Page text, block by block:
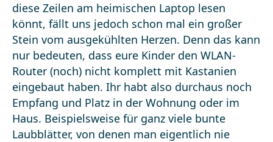
diese Zeilen am heimischen Laptop lesen
könnt, fällt uns jedoch schon mal ein großer
Stein vom ausgekühlten Herzen. Denn das kann
nur bedeuten, dass eure Kinder den WLAN-
Router (noch) nicht komplett mit Kastanien
eingebaut haben. Ihr habt also durchaus noch
Empfang und Platz in der Wohnung oder im
Haus. Beispielsweise für ganz viele bunte
Laubblätter, von denen man eigentlich nie